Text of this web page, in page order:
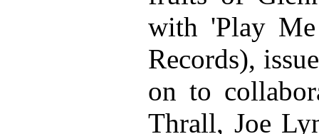
with 'Play
Records),
on to
Thrall, Joe